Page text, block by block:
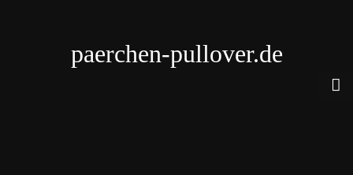
paerchen-pullover.de